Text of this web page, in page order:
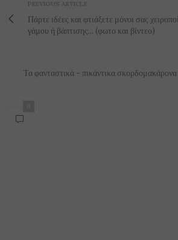
PREVIOUS ARTICLE
Πάρτε ιδέες και φτιάξετε μόνοι σας
γάμου ή βάπτισης... (φωτο και βίντεο)
Τα φανταστικά - πικάντικα